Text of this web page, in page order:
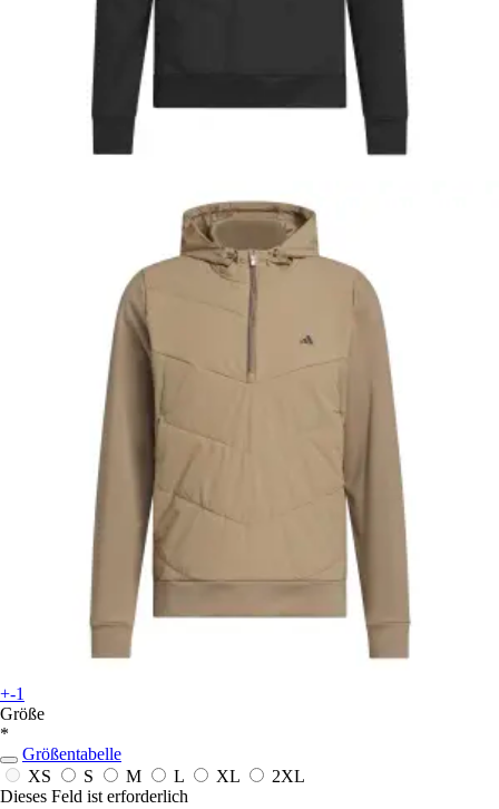
+-1
Größe
*
Größentabelle
XS
S M L XL
2XL
Dieses Feld ist erforderlich